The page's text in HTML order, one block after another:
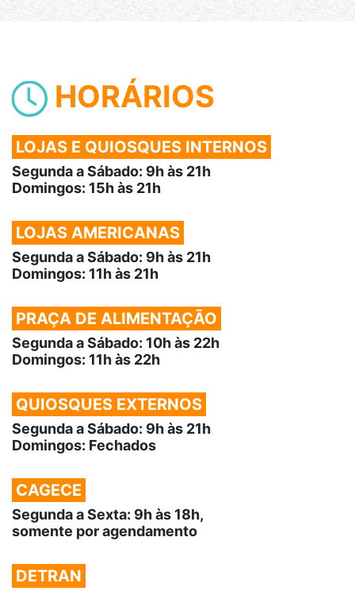
HORÁRIOS
LOJAS E QUIOSQUES INTERNOS
Segunda a Sábado: 9h às 21h
Domingos: 15h às 21h
LOJAS AMERICANAS
Segunda a Sábado: 9h às 21h
Domingos: 11h às 21h
PRAÇA DE ALIMENTAÇÃO
Segunda a Sábado: 10h às 22h
Domingos: 11h às 22h
QUIOSQUES EXTERNOS
Segunda a Sábado: 9h às 21h
Domingos: Fechados
CAGECE
Segunda a Sexta: 9h às 18h,
somente por agendamento
DETRAN